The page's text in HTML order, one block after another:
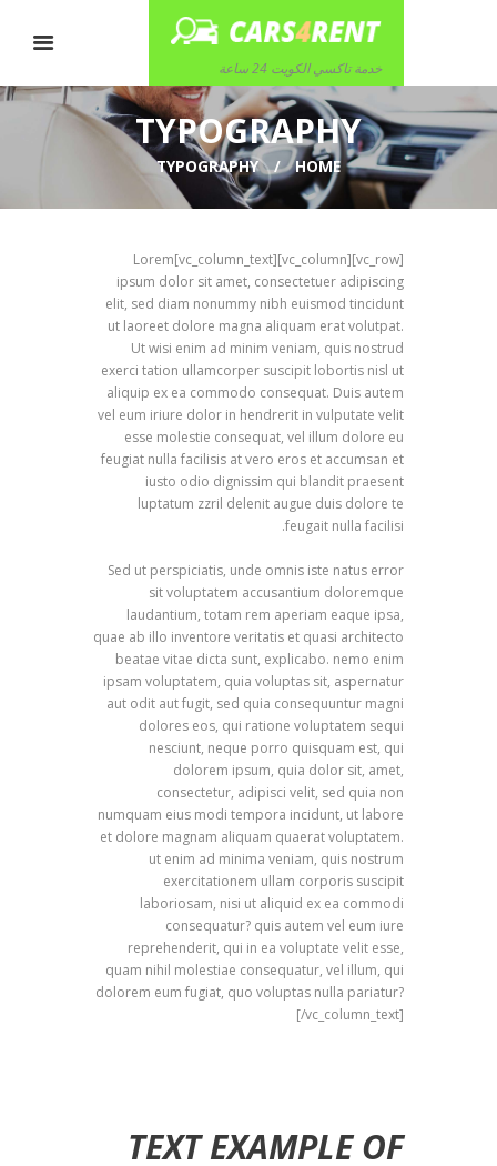
خدمة تاكسي الكويت 24 ساعة
TYPOGRAPHY
HOME
TYPOGRAPHY
[vc_row][vc_column][vc_column_text]Lorem
ipsum dolor sit amet, consectetuer adipiscing
elit, sed diam nonummy nibh euismod tincidunt
ut laoreet dolore magna aliquam erat volutpat.
Ut wisi enim ad minim veniam, quis nostrud
exerci tation ullamcorper suscipit lobortis nisl ut
aliquip ex ea commodo consequat. Duis autem
vel eum iriure dolor in hendrerit in vulputate velit
esse molestie consequat, vel illum dolore eu
feugiat nulla facilisis at vero eros et accumsan et
iusto odio dignissim qui blandit praesent
luptatum zzril delenit augue duis dolore te
feugait nulla facilisi.
Sed ut perspiciatis, unde omnis iste natus error
sit voluptatem accusantium doloremque
laudantium, totam rem aperiam eaque ipsa,
quae ab illo inventore veritatis et quasi architecto
beatae vitae dicta sunt, explicabo. nemo enim
ipsam voluptatem, quia voluptas sit, aspernatur
aut odit aut fugit, sed quia consequuntur magni
dolores eos, qui ratione voluptatem sequi
nesciunt, neque porro quisquam est, qui
dolorem ipsum, quia dolor sit, amet,
consectetur, adipisci velit, sed quia non
numquam eius modi tempora incidunt, ut labore
et dolore magnam aliquam quaerat voluptatem.
ut enim ad minima veniam, quis nostrum
exercitationem ullam corporis suscipit
laboriosam, nisi ut aliquid ex ea commodi
consequatur? quis autem vel eum iure
reprehenderit, qui in ea voluptate velit esse,
quam nihil molestiae consequatur, vel illum, qui
dolorem eum fugiat, quo voluptas nulla pariatur?
[/vc_column_text]
TEXT EXAMPLE OF